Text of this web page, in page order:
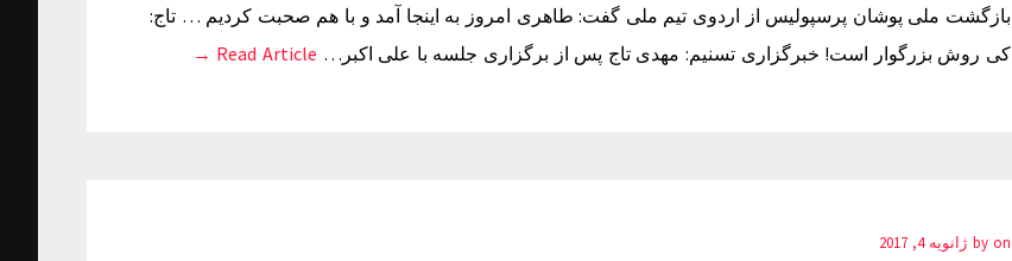
بازگشت ملی پوشان پرسپولیس از اردوی تیم ملی گفت: طاهری امروز به اینجا آمد و با هم صحبت کردیم … تاج:
کی روش بزرگوار است! خبرگزاری تسنیم: مهدی تاج پس از برگزاری جلسه با علی اکبر… Read Article →
by on ژانویه 4, 2017